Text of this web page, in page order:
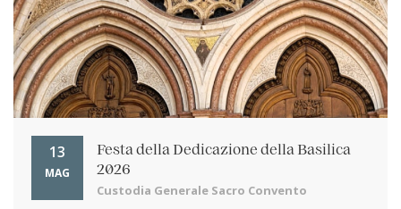
13
MAG
Festa della Dedicazione della Basilica
2026
Custodia Generale Sacro Convento